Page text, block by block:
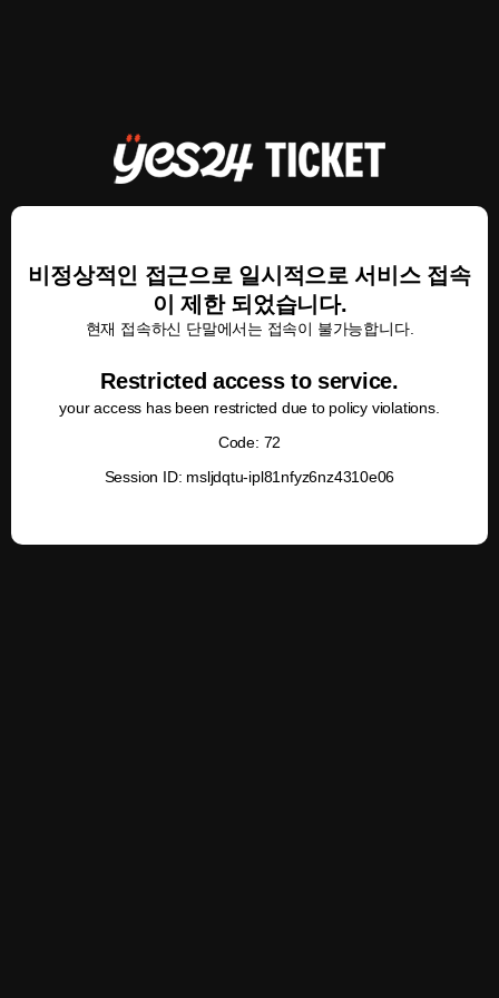
비정상적인 접근으로 일시적으로 서비스 접속
이 제한 되었습니다.
현재 접속하신 단말에서는 접속이 불가능합니다.
Restricted access to service.
your access has been restricted due to policy violations.
Code: 72
Session ID: msljdqtu-ipl81nfyz6nz4310e06